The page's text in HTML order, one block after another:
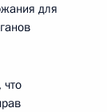
для